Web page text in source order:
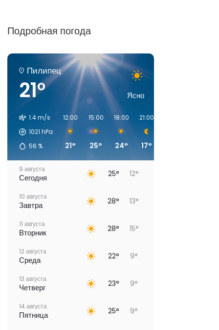
Подробная погода
Пилипец
21° Ясно
1.4 m/s
1021 hPa
56 %
12:00
21°
15:00
25°
18:00
24°
21:00
17°
9 августа
Сегодня 25° 12°
10 августа
Завтра 28° 13°
11 августа
Вторник 28° 15°
12 августа
Среда 22° 9°
13 августа
Четверг 23° 9°
14 августа
Пятница 25° 9°